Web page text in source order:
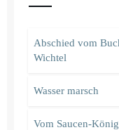
Abschied vom
Wichtel
Wasser marsch
Vom Saucen-